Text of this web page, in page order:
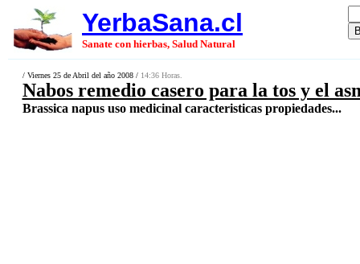
YerbaSana.cl
Sanate con hierbas, Salud Natural
/ Viernes 25 de Abril del año 2008 / 14:36 Horas.
Nabos remedio casero para la tos y el
Brassica napus uso medicinal caracteristicas propiedades...